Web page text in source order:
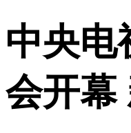
中央电
会开幕